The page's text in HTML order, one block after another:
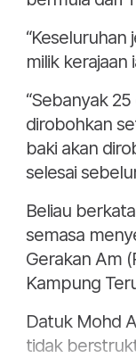
milik kerajaan
“Sebanyak
dirobohkan
baki akan
selesai
Beliau
semasa
Gerakan Am
Kampung
Datuk Mohd
tidak